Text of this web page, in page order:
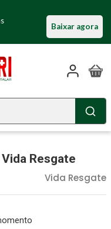
Baixar agora
Resgate
Vida Resgate